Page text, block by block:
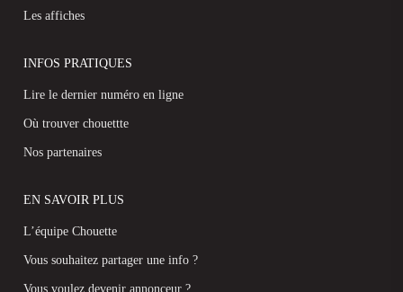
Les affiches
INFOS PRATIQUES
Lire le dernier numéro en ligne
Où trouver chouettte
Nos partenaires
EN SAVOIR PLUS
L’équipe Chouette
Vous souhaitez partager une info ?
Vous voulez devenir annonceur ?